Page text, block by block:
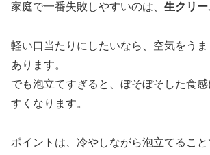
家庭で一番失敗しやすいのは、 生クリ
軽い口当たりにしたいなら、空気をう
あります。
でも泡立てすぎると、ぼそぼそした食
すくなります。
ポイントは、冷やしながら泡立てること